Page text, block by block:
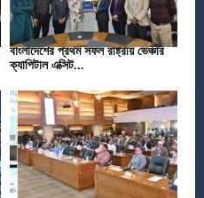
বাংলাদেশের প্রথম সফল রাষ্ট্রীয় ভেঞ্চার
ক্যাপিটাল এক্সিট...